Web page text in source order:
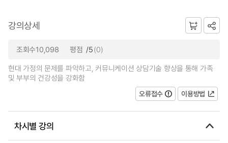
강의상세
조회수10,098 평점 /5(0)
현대 가정의 문제를 파악하고, 커뮤니케이션 상담기술 향상을 통해 가족
및 부부의 건강성을 강화함
오류접수
이용방법
차시별 강의